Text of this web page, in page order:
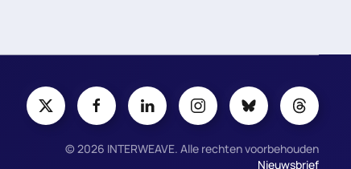
©2026 INTERWEAVE. Alle rechten voorbehouden
Nieuwsbrief